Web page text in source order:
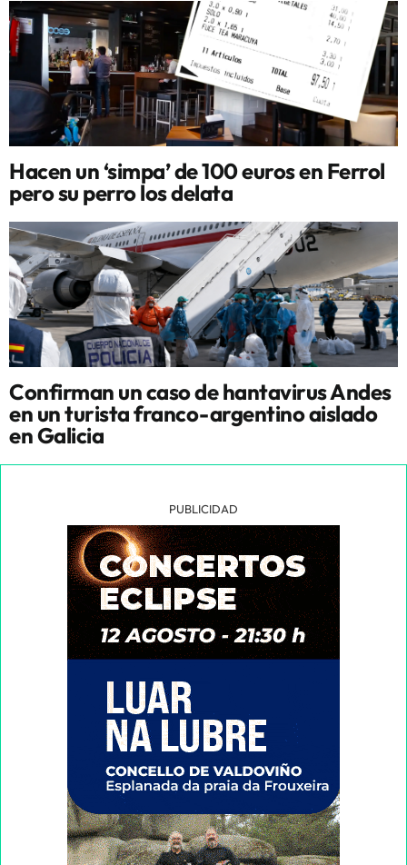
Hacen un ‘simpa’ de 100 euros en Ferrol
pero su perro los delata
Confirman un caso de hantavirus Andes
en un turista franco-argentino aislado
en Galicia
PUBLICIDAD